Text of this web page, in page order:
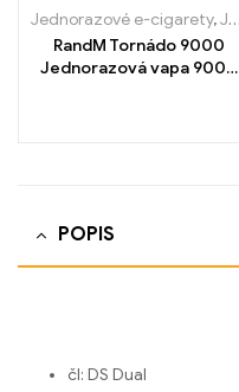
Jednorazové e-cigarety,Jednorazové e-cigarety v Belgicku
RandM Tornádo 9000
Jednorazová vapa 9000
POPIS
čl: DS Dual